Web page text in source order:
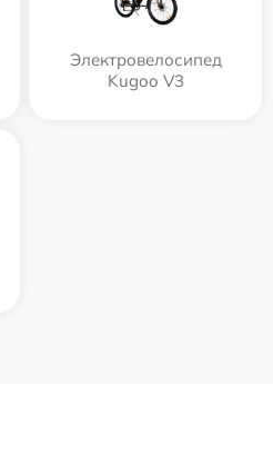
Электровелосипед
Kugoo V3